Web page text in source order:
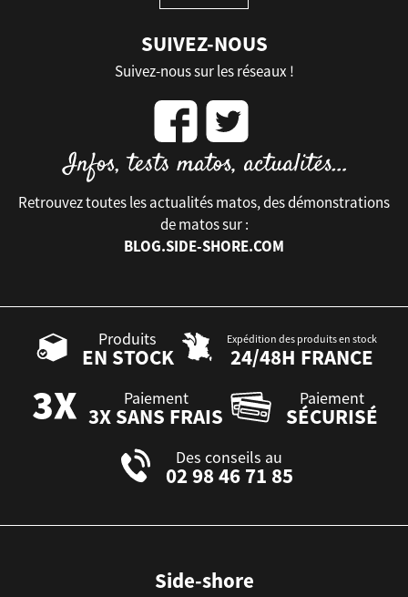
SUIVEZ-NOUS
Suivez-nous sur les réseaux !
Retrouvez toutes les actualités matos, des démonstrations
de matos sur :
BLOG.SIDE-SHORE.COM
Produits
EN STOCK
Expédition des produits en stock
24/48H FRANCE
Paiement
3X SANS FRAIS
Paiement
SÉCURISÉ
Des conseils au
02 98 46 71 85
Side-shore